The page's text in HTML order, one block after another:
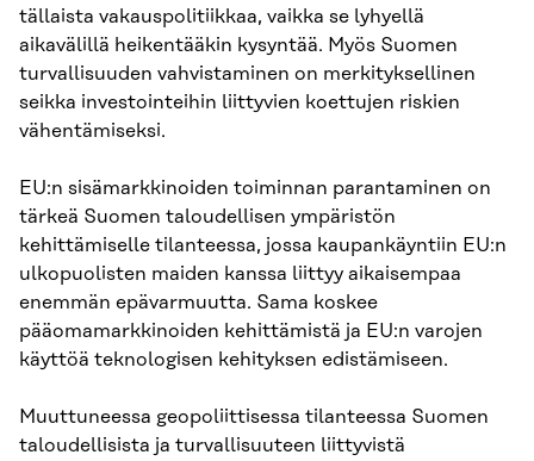
tällaista vakauspolitiikkaa, vaikka se lyhyellä
aikavälillä heikentääkin kysyntää. Myös Suomen
turvallisuuden vahvistaminen on merkityksellinen
seikka investointeihin liittyvien koettujen riskien
vähentämiseksi.
EU:n sisämarkkinoiden toiminnan parantaminen on
tärkeä Suomen taloudellisen ympäristön
kehittämiselle tilanteessa, jossa kaupankäyntiin EU:n
ulkopuolisten maiden kanssa liittyy aikaisempaa
enemmän epävarmuutta. Sama koskee
pääomamarkkinoiden kehittämistä ja EU:n varojen
käyttöä teknologisen kehityksen edistämiseen.
Muuttuneessa geopoliittisessa tilanteessa Suomen
taloudellisista ja turvallisuuteen liittyvistä